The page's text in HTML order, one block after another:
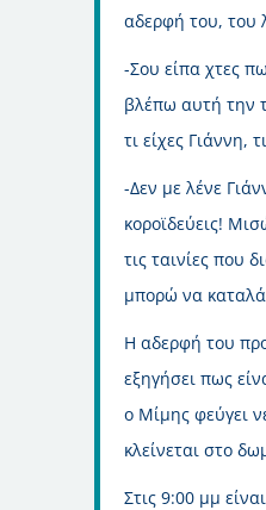
αδερφή του, του
-Σου είπα χτες
βλέπω αυτή την
τι είχες Γιάννη,
-Δεν με λένε
κοροϊδεύεις!
τις ταινίες που
μπορώ να
Η αδερφή του
εξηγήσει πως
ο Μίμης φεύγει
κλείνεται στο
Στις 9:00 μμ